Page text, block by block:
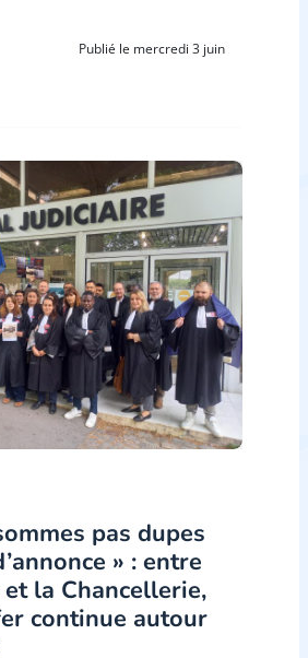
Publié le mercredi 3 juin
pas dupes
» : entre
la Chancellerie,
continue autour